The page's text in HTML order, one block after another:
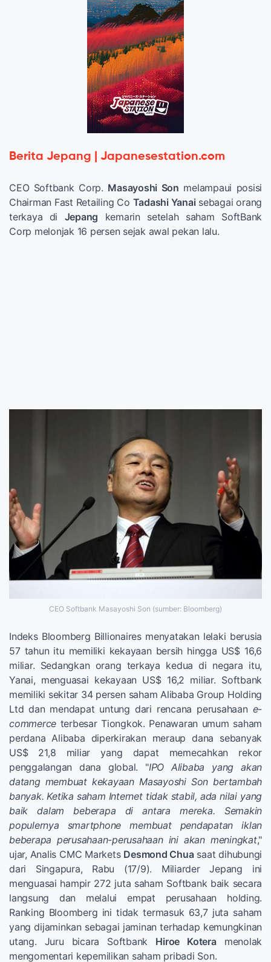
Berita Jepang | Japanesestation.com
CEO Softbank Corp. Masayoshi Son melampaui posisi
Chairman Fast Retailing Co Tadashi Yanai sebagai orang
terkaya di Jepang kemarin setelah saham SoftBank
Corp melonjak 16 persen sejak awal pekan lalu.
CEO Softbank Masayoshi Son (sumber: Bloomberg)
Indeks Bloomberg Billionaires menyatakan lelaki berusia
57 tahun itu memiliki kekayaan bersih hingga US$ 16,6
miliar. Sedangkan orang terkaya kedua di negara itu,
Yanai, menguasai kekayaan US$ 16,2 miliar. Softbank
memiliki sekitar 34 persen saham Alibaba Group Holding
Ltd dan mendapat untung dari rencana perusahaan e-
commerce terbesar Tiongkok. Penawaran umum saham
perdana Alibaba diperkirakan meraup dana sebanyak
US$ 21,8 miliar yang dapat memecahkan rekor
penggalangan dana global. "IPO Alibaba yang akan
datang membuat kekayaan Masayoshi Son bertambah
banyak. Ketika saham Internet tidak stabil, ada nilai yang
baik dalam beberapa di antara mereka. Semakin
populernya smartphone membuat pendapatan iklan
beberapa perusahaan-perusahaan ini akan meningkat,"
ujar, Analis CMC Markets Desmond Chuasaat dihubungi
dari Singapura, Rabu (17/9). Miliarder Jepang ini
menguasai hampir 272 juta saham Softbank baik secara
langsung dan melalui empat perusahaan holding.
Ranking Bloomberg ini tidak termasuk 63,7 juta saham
yang dijaminkan sebagai jaminan terhadap kemungkinan
utang. Juru bicara Softbank Hiroe Koteramenolak
mengomentari kepemilikan saham pribadi Son.